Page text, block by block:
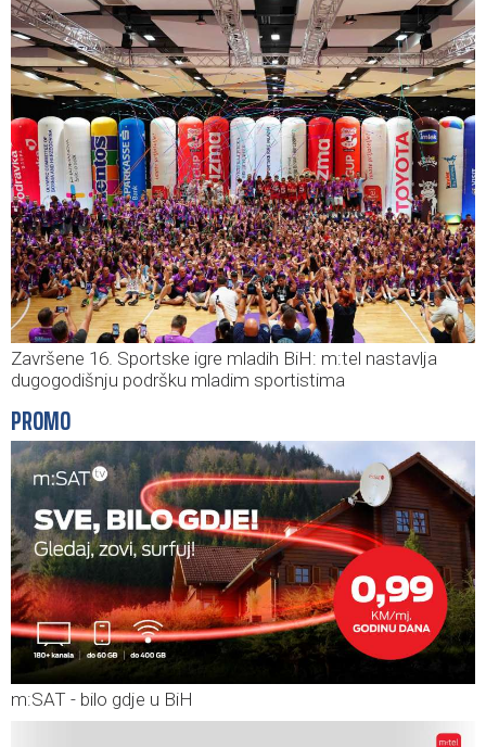
Završene 16. Sportske igre mladih BiH: m:tel nastavlja
dugogodišnju podršku mladim sportistima
PROMO
m:SAT - bilo gdje u BiH